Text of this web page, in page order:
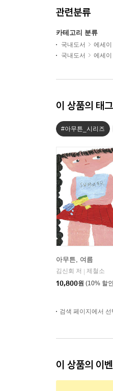
관련분류
카테고리 분류
국내도서 에세이
국내도서
에세이
이 상품의 태그
#아무튼_시리즈
아무튼, 여름
김신회 저
제철소
10,800원 (10% 할
검색 페이지에서
이 상품의 이